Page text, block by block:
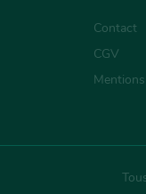
Contact
CGV